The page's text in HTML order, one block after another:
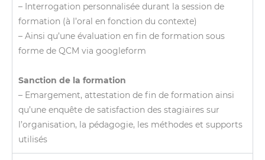
– Interrogation personnalisée durant la session de
formation (à l’oral en fonction du contexte)
– Ainsi qu’une évaluation en fin de formation sous
forme de QCM via googleform
Sanction de la formation
– Emargement, attestation de fin de formation ainsi
qu’une enquête de satisfaction des stagiaires sur
l’organisation, la pédagogie, les méthodes et supports
utilisés